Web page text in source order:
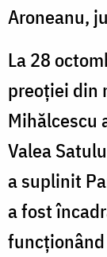
Aroneanu,
La 28
preoției din
Mihălcescu
Valea
a suplinit
a fost